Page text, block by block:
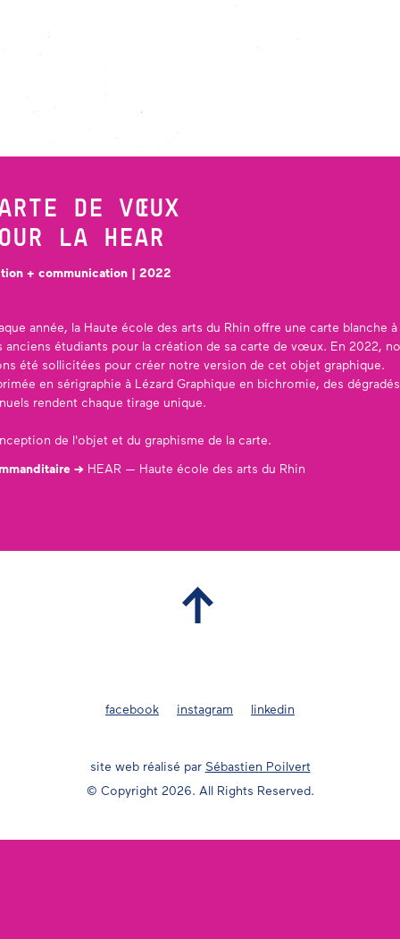
DE VŒUX
LA HEAR
+ communication | 2022
année, la Haute école des arts du Rhin offre une carte blanche à
anciens étudiants pour la création de sa carte de vœux. En 2022,
été sollicitées pour créer notre version de cet objet graphique.
en sérigraphie à Lézard Graphique en bichromie, des dégradés
rendent chaque tirage unique.
de l'objet et du graphisme de la carte.
→ HEAR — Haute école des arts du Rhin
facebook instagram linkedin
site web réalisé par Sébastien Poilvert
© Copyright 2026. All Rights Reserved.